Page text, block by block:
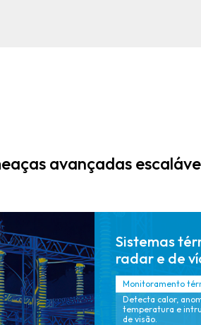
avançadas
Sistemas
radar e de
Monitoramento
Detecta calor,
temperatura e
de visão.